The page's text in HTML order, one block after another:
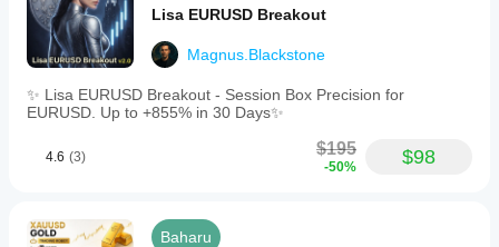
Lisa EURUSD Breakout
Magnus.Blackstone
✨ Lisa EURUSD Breakout - Session Box Precision for
EURUSD. Up to +855% in 30 Days✨
4.6 (3) $195
-50% $98
Baharu